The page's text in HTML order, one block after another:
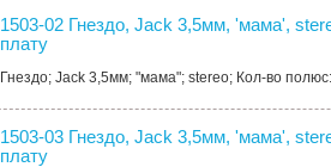
1503-02 Гнездо, Jack 3,5мм, 'мама',
плату
Гнездо; Jack 3,5мм; "мама"; stereo; Кол-во полюс:
1503-03 Гнездо, Jack 3,5мм, 'мама',
плату